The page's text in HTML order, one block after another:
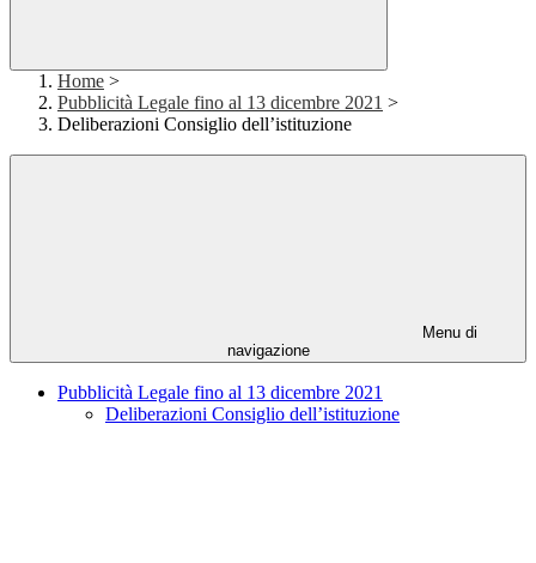
Home >
Pubblicità Legale fino al 13 dicembre 2021 >
Deliberazioni Consiglio dell’istituzione
Menu di
navigazione
Pubblicità Legale fino al 13 dicembre 2021
Deliberazioni Consiglio dell’istituzione